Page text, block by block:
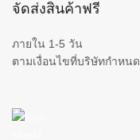
จัดส่งสินค้าฟรี
ภายใน 1-5 วัน
ตามเงื่อนไขที่บริษัทกำหนด